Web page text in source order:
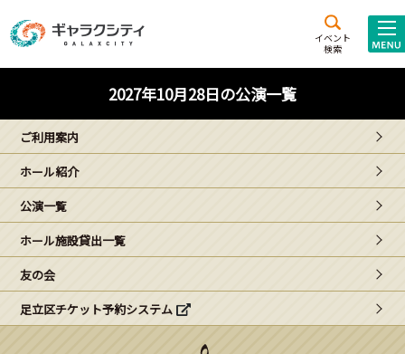
イベント
検索
施設案内
西新井
文化ホール
ギャラクシティとは
こどもみーてぃんぐ
Gがくえん
ブランドからのお知らせ
2027年10月28日の公演一覧
ご利用案内
ホール紹介
公演一覧
ホール施設貸出一覧
友の会
足立区チケット予約システム